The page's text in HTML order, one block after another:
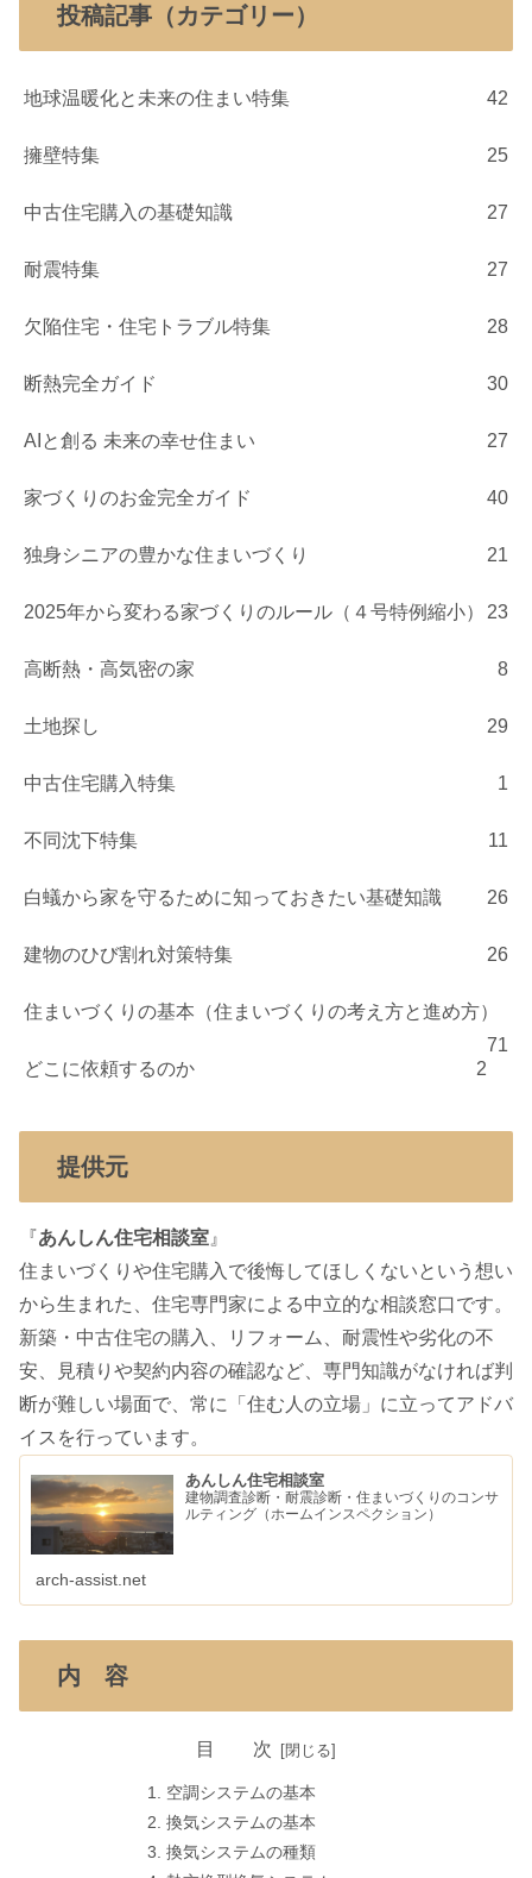
投稿記事（カテゴリー）
地球温暖化と未来の住まい特集 42
擁壁特集 25
中古住宅購入の基礎知識 27
耐震特集 27
欠陥住宅・住宅トラブル特集 28
断熱完全ガイド 30
AIと創る 未来の幸せ住まい 27
家づくりのお金完全ガイド 40
独身シニアの豊かな住まいづくり 21
2025年から変わる家づくりのルール（４号特例縮小） 23
高断熱・高気密の家 8
土地探し 29
中古住宅購入特集 1
不同沈下特集 11
白蟻から家を守るために知っておきたい基礎知識 26
建物のひび割れ対策特集 26
住まいづくりの基本（住まいづくりの考え方と進め方）
71
どこに依頼するのか
2
提供元
『あんしん住宅相談室 』
住まいづくりや住宅購入で後悔してほしくないという想い
から生まれた、住宅専門家による中立的な相談窓口です。
新築・中古住宅の購入、リフォーム、耐震性や劣化の不
安、見積りや契約内容の確認など、専門知識がなければ判
断が難しい場面で、常に「住む人の立場」に立ってアドバ
イスを行っています。
あんしん住宅相談室
建物調査診断・耐震診断・住まいづくりのコンサ
ルティング（ホームインスペクション）
arch-assist.net
内 容
目 次
空調システムの基本
換気システムの基本
換気システムの種類